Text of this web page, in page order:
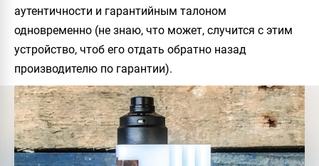
аутентичности и гарантийным талоном
одновременно (не знаю, что может, случится с этим
устройство, чтоб его отдать обратно назад
производителю по гарантии).